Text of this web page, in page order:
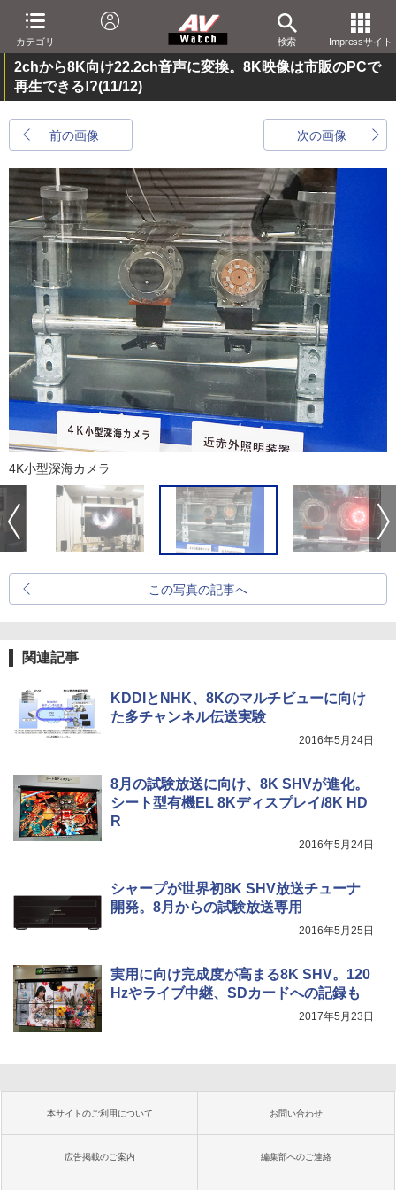
カテゴリ 検索 Impressサイト
2chから8K向け22.2ch音声に変換。8K映像は市販のPCで
再生できる!?(11/12)
前の画像 次の画像
4K小型深海カメラ
この写真の記事へ
関連記事
KDDIとNHK、8Kのマルチビューに向け
た多チャンネル伝送実験
2016年5月24日
8月の試験放送に向け、8K SHVが進化。
シート型有機EL 8Kディスプレイ/8K HD
R
2016年5月24日
シャープが世界初8K SHV放送チューナ
開発。8月からの試験放送専用
2016年5月25日
実用に向け完成度が高まる8K SHV。120
Hzやライブ中継、SDカードへの記録も
2017年5月23日
本サイトのご利用について お問い合わせ
広告掲載のご案内 編集部へのご連絡